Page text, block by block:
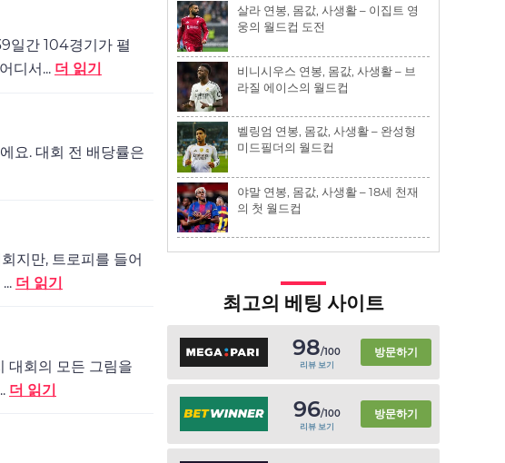
일간 104경기가 펼
디서... 더 읽기
요. 대회 전 배당률은
지만, 트로피를 들어
더 읽기
대회의 모든 그림을
더 읽기
살라 연봉, 몸값, 사생활 – 이집트 영
웅의 월드컵 도전
비니시우스 연봉, 몸값, 사생활 – 브
라질 에이스의 월드컵
벨링엄 연봉, 몸값, 사생활 – 완성형
미드필더의 월드컵
야말 연봉, 몸값, 사생활 – 18세 천재
의 첫 월드컵
최고의 베팅 사이트
98/100
리뷰 보기
방문하기
96/100
리뷰 보기
방문하기